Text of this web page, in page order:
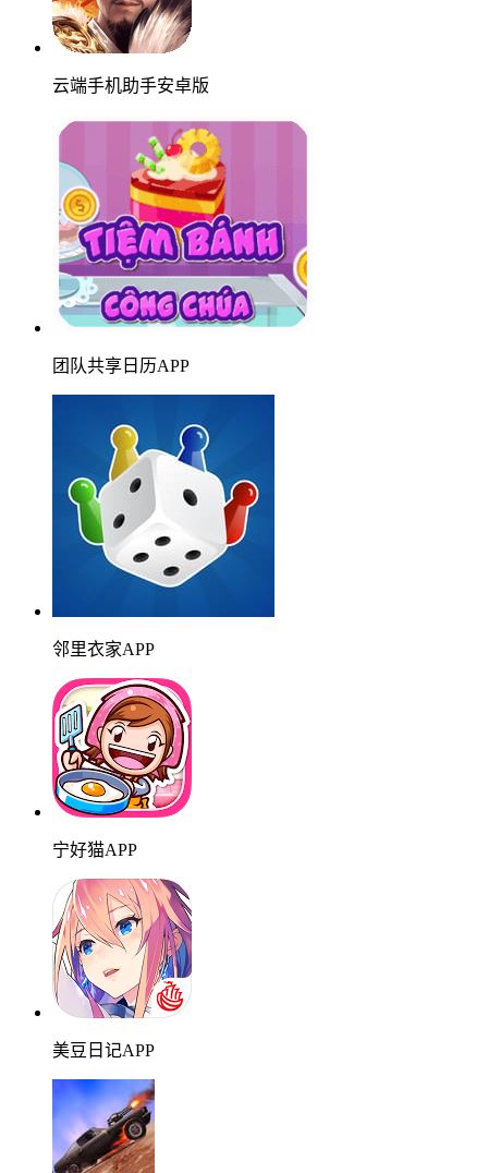
云端手机助手安卓版
团队共享日历APP
邻里衣家APP
宁好猫APP
美豆日记APP